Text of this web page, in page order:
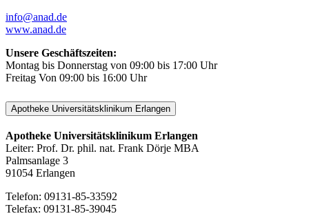
info@anad.de
www.anad.de
Unsere Geschäftszeiten:
Montag bis Donnerstag von 09:00 bis 17:00 Uhr
Freitag Von 09:00 bis 16:00 Uhr
Apotheke Universitätsklinikum Erlangen
Apotheke Universitätsklinikum Erlangen
Leiter: Prof. Dr. phil. nat. Frank Dörje MBA
Palmsanlage 3
91054 Erlangen
Telefon: 09131-85-33592
Telefax: 09131-85-39045